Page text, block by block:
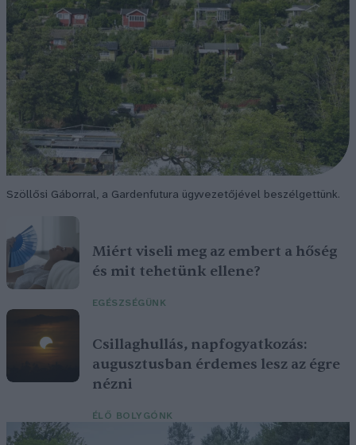
Szöllősi Gáborral, a Gardenfutura ügyvezetőjével beszélgettünk.
Miért viseli meg az embert a hőség
és mit tehetünk ellene?
EGÉSZSÉGÜNK
Csillaghullás, napfogyatkozás:
augusztusban érdemes lesz az égre
nézni
ÉLŐ BOLYGÓNK